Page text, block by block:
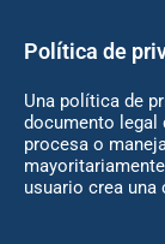
Política de
Una política de
documento legal
procesa o
usuario crea una